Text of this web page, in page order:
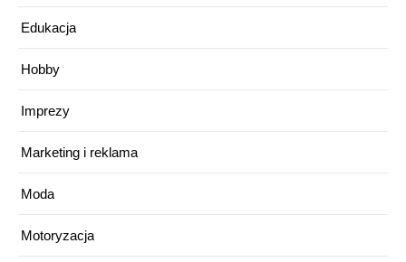
Edukacja
Hobby
Imprezy
Marketing i reklama
Moda
Motoryzacja